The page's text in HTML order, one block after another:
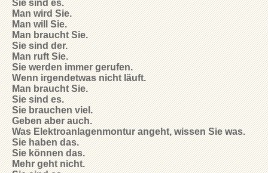
Sie sind es.
Man wird Sie.
Man will Sie.
Man braucht Sie.
Sie sind der.
Man ruft Sie.
Sie werden immer gerufen.
Wenn irgendetwas nicht läuft.
Man braucht Sie.
Sie sind es.
Sie brauchen viel.
Geben aber auch.
Was Elektroanlagenmontur angeht, wissen Sie was.
Sie haben das.
Sie können das.
Mehr geht nicht.